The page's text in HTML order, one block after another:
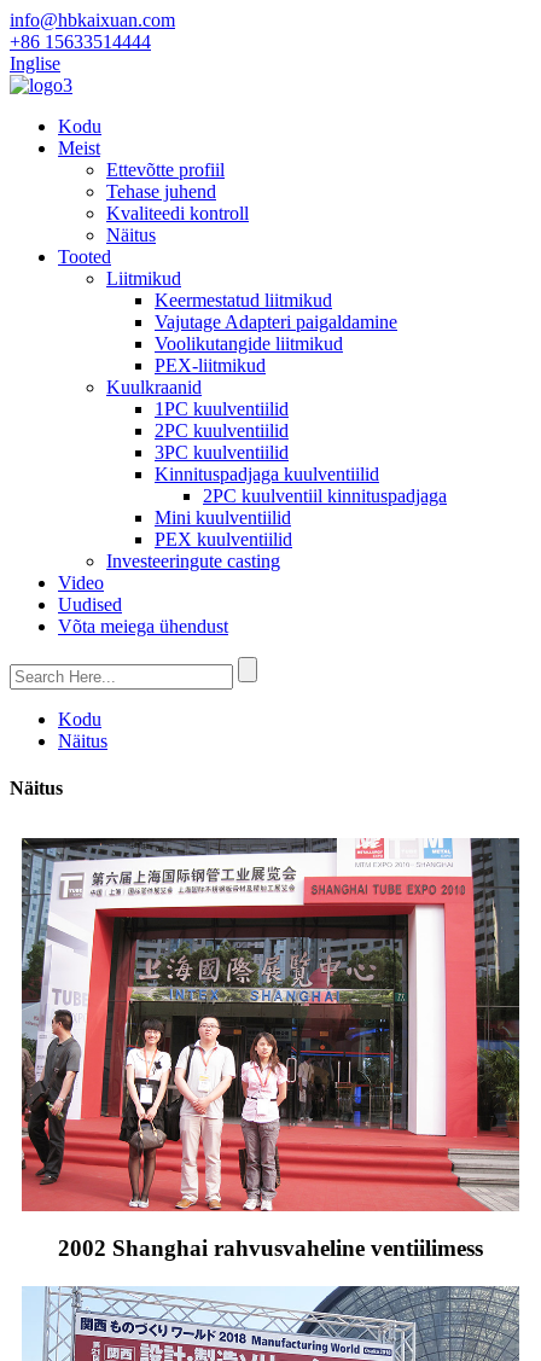
info@hbkaixuan.com
+86 15633514444
Inglise
Kodu
Meist
Ettevõtte profiil
Tehase juhend
Kvaliteedi kontroll
Näitus
Tooted
Liitmikud
Keermestatud liitmikud
Vajutage Adapteri paigaldamine
Voolikutangide liitmikud
PEX-liitmikud
Kuulkraanid
1PC kuulventiilid
2PC kuulventiilid
3PC kuulventiilid
Kinnituspadjaga kuulventiilid
2PC kuulventiil kinnituspadjaga
Mini kuulventiilid
PEX kuulventiilid
Investeeringute casting
Video
Uudised
Võta meiega ühendust
Kodu
Näitus
Näitus
2002 Shanghai rahvusvaheline ventiilimess